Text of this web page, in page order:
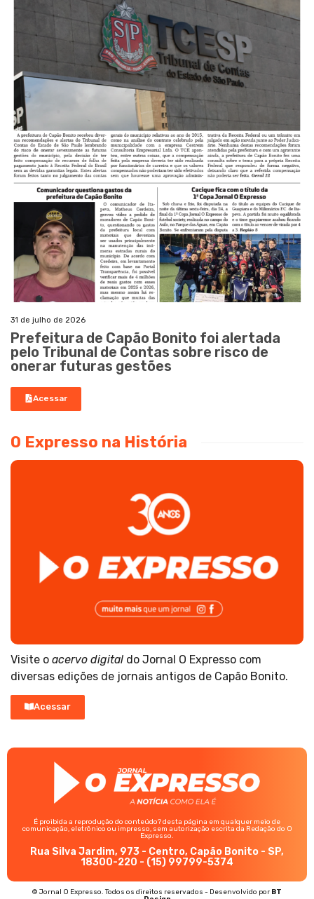
31 de julho de 2026
Prefeitura de Capão Bonito foi alertada
pelo Tribunal de Contas sobre risco de
onerar futuras gestões
Acessar
O Expresso na História
Visite o acervo digital do Jornal O Expresso com
diversas edições de jornais antigos de Capão Bonito.
Acessar
É proibida a reprodução do conteúdo? desta página em qualquer meio de
comunicação, eletrônico ou impresso, sem autorização escrita da Redação do O
Expresso.
Rua Silva Jardim, 973 - Centro, Capão Bonito - SP,
18300-220 - (15) 99799-5374
© Jornal O Expresso. Todos os direitos reservados - Desenvolvido por BT